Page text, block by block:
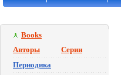
Books
Авторы
Серии
Периодика